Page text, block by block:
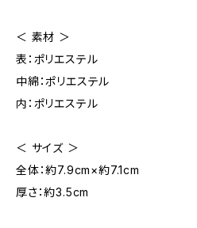
＜ 素材 ＞
表：ポリエステル
中綿：ポリエステル
内：ポリエステル
＜ サイズ ＞
全体：約7.9cm×約7.1cm
厚さ：約3.5cm